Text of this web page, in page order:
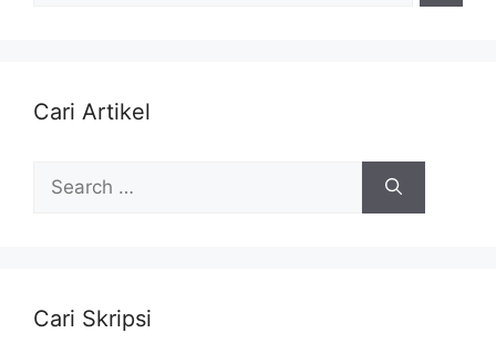
Cari Artikel
for:
Cari Skripsi